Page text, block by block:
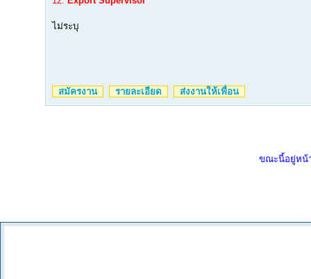
ไม่ระบุ
สมัครงาน รายละเอียด ส่งงานให้เพื่อน
ขณะนี้อยู่ห